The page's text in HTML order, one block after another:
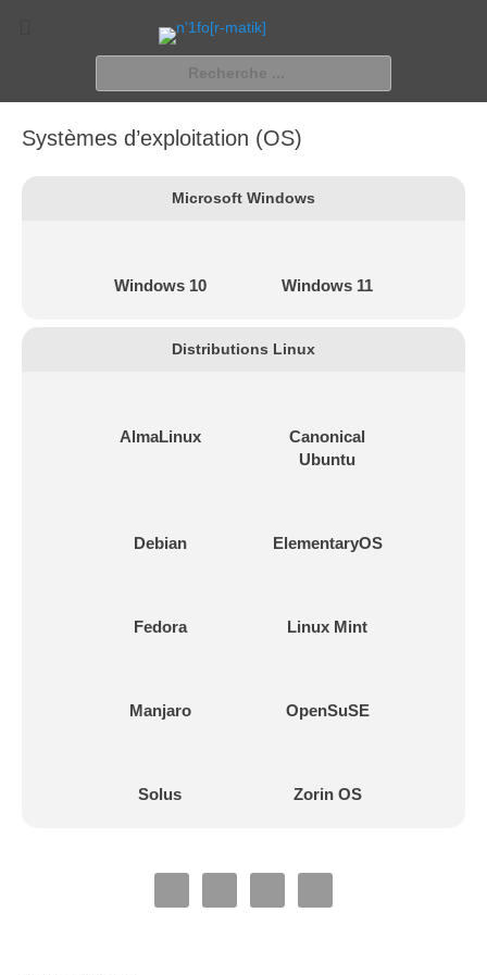
n'1fo[r-matik]
Pour les nymphos d'infos en info…
Systèmes d’exploitation (OS)
Microsoft Windows
Windows 10 Windows 11
Distributions Linux
AlmaLinux
Canonical
Ubuntu
Debian ElementaryOS
Fedora Linux Mint
Manjaro OpenSuSE
Solus Zorin OS